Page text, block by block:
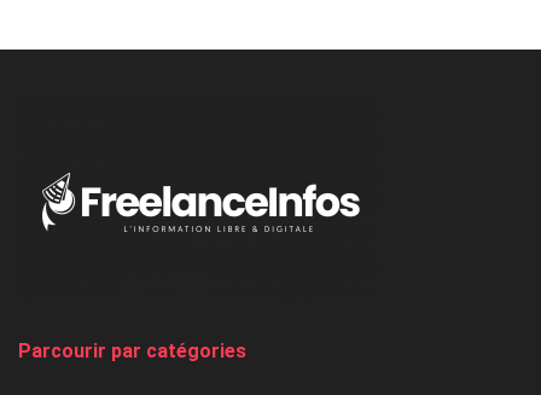
Nigeria,
Parcourir par catégories